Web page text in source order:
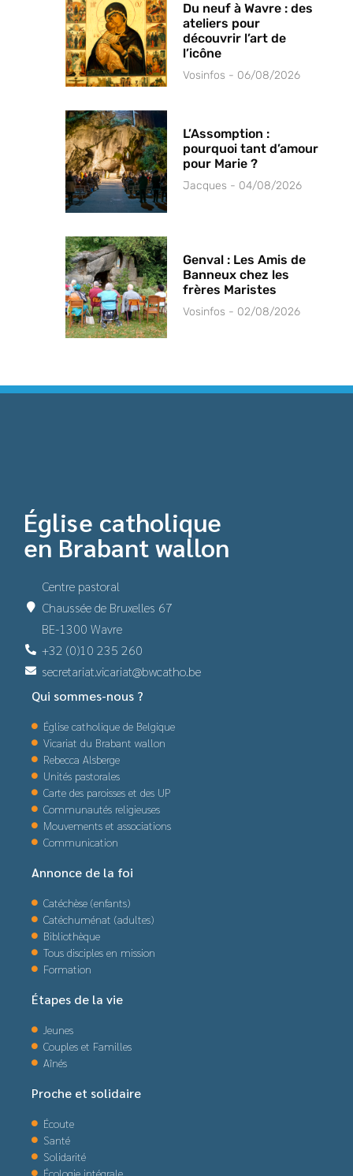
Du neuf à Wavre : des
ateliers pour
découvrir l’art de
l’icône
Vosinfos 06/08/2026
L’Assomption :
pourquoi tant d’amour
pour Marie ?
Jacques 04/08/2026
Genval : Les Amis de
Banneux chez les
frères Maristes
Vosinfos 02/08/2026
Église catholique
en Brabant wallon
Centre pastoral
Chaussée de Bruxelles 67
BE-1300 Wavre
+32 (0)10 235 260
secretariat.vicariat@bwcatho.be
Qui sommes-nous ?
Église catholique de Belgique
Vicariat du Brabant wallon
Rebecca Alsberge
Unités pastorales
Carte des paroisses et des UP
Communautés religieuses
Mouvements et associations
Communication
Annonce de la foi
Catéchèse (enfants)
Catéchuménat (adultes)
Bibliothèque
Tous disciples en mission
Formation
Étapes de la vie
Jeunes
Couples et Familles
Aînés
Proche et solidaire
Écoute
Santé
Solidarité
Écologie intégrale